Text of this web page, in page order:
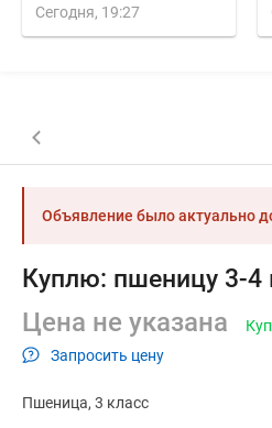
Сегодня, 19:27
Назад к списку объявлений
Объявление было актуально
Куплю: пшеницу 3-
Цена не указана
Запросить цену
Пшеница 3 класс